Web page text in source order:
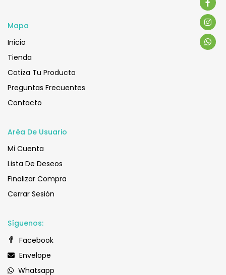
Mapa
Inicio
Tienda
Cotiza Tu Producto
Preguntas Frecuentes
Contacto
Aréa De Usuario
Mi Cuenta
Lista De Deseos
Finalizar Compra
Cerrar Sesión
Síguenos:
Facebook
Envelope
Whatsapp